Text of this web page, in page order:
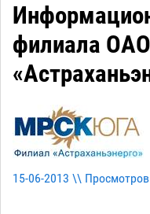
филиала
15-06-2013 \\